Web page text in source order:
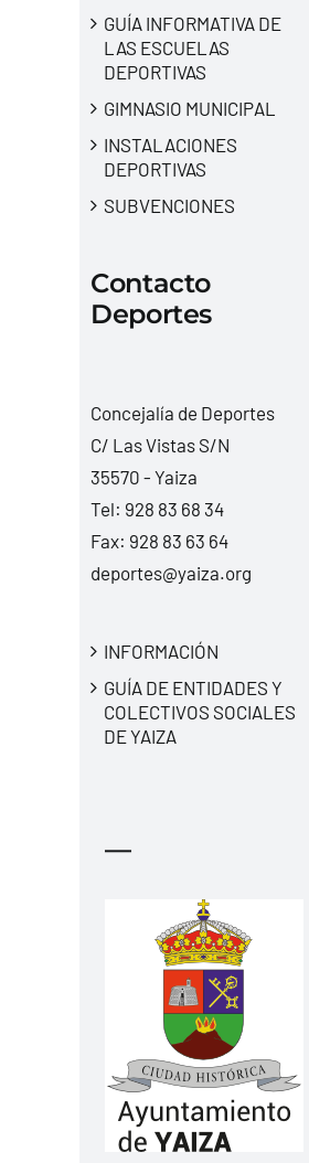
GUÍA INFORMATIVA DE
LAS ESCUELAS
DEPORTIVAS
GIMNASIO MUNICIPAL
INSTALACIONES
DEPORTIVAS
SUBVENCIONES
Contacto
Deportes
Concejalía de Deportes
C/ Las Vistas S/N
35570 - Yaiza
Tel: 928 83 68 34
Fax: 928 83 63 64
deportes@yaiza.org
INFORMACIÓN
GUÍA DE ENTIDADES Y
COLECTIVOS SOCIALES
DE YAIZA
—